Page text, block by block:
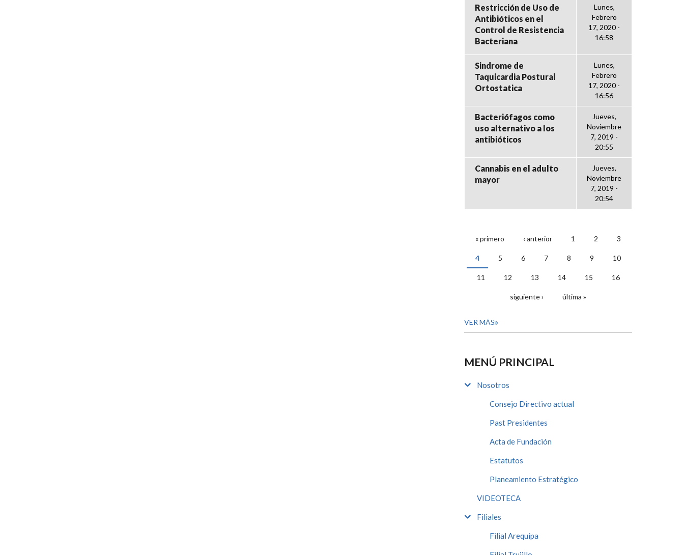
Restricción de Uso de
Antibióticos en el
Control de Resistencia
Bacteriana
Lunes,
Febrero
17, 2020 -
16:58
Sindrome de
Taquicardia Postural
Ortostatica
Lunes,
Febrero
17, 2020 -
16:56
Bacteriófagos como
uso alternativo a los
antibióticos
Jueves,
Noviembre
7, 2019 -
20:55
Cannabis en el adulto
mayor
Jueves,
Noviembre
7, 2019 -
20:54
PÁGINAS
« primero ‹ anterior 1 2 3
4 5 6 7 8 9 10
11 12 13 14 15 16
siguiente › última »
VER MÁS
MENÚ PRINCIPAL
Nosotros
Consejo Directivo actual
Past Presidentes
Acta de Fundación
Estatutos
Planeamiento Estratégico
VIDEOTECA
Filiales
Filial Arequipa